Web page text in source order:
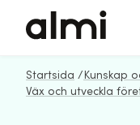
Startsida / Kunskap
Väx och utveckla